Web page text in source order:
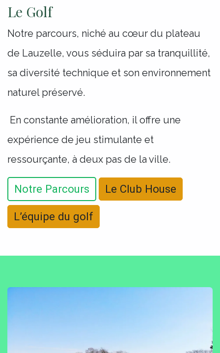
Le Golf
Notre parcours, niché au cœur du plateau
de Lauzelle, vous séduira par sa tranquillité,
sa diversité technique et son environnement
naturel préservé.
En constante amélioration, il offre une
expérience de jeu stimulante et
ressourçante, à deux pas de la ville.
Notre Parcours Le Club House
L’équipe du golf